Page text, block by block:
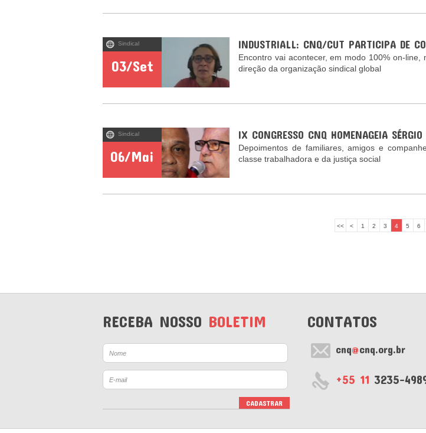
Sindical
03/Set
INDUSTRIALL: CNQ/CUT PARTICIPA DE
Encontro vai acontecer, em modo 100% on-
direção da organização sindical global
Sindical
06/Mai
IX CONGRESSO CNQ HOMENAGEIA
Depoimentos de familiares, amigos e
classe trabalhadora e da justiça social
<< < 1 2 3 4 5 6
RECEBA NOSSO BOLETIM CONTATOS
cnq@cnq.org.br
+55 11 3235-